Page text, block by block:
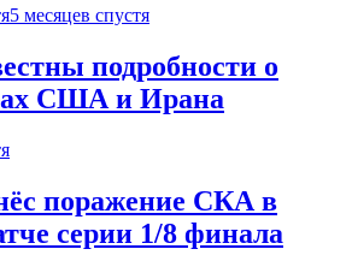
5 месяцев спустя
подробности о
США и Ирана
поражение СКА в
серии 1/8 финала